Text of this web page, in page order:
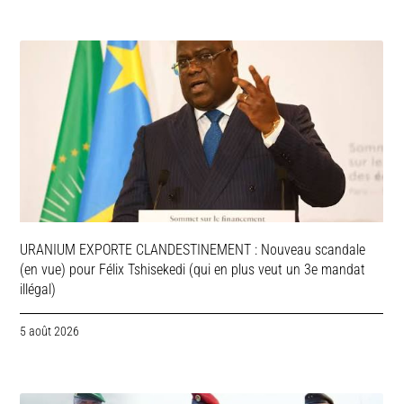
URANIUM EXPORTE CLANDESTINEMENT : Nouveau scandale
(en vue) pour Félix Tshisekedi (qui en plus veut un 3e mandat
illégal)
5 août 2026